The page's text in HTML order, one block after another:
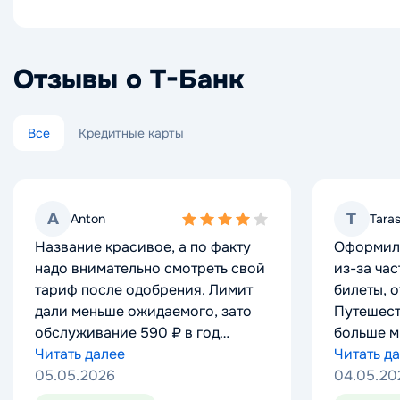
Отзывы о Т-Банк
Все Кредитные карты
A Anton
4,0
rating
Название красивое, а по факту
надо внимательно смотреть свой
тариф после одобрения. Лимит
дали меньше ожидаемого, зато
обслуживание 590 ₽ в год
терпимо.
Читать далее
05.05.2026
T Taras
из-за
билеты,
больше
Лимит
Читать
A Anton
4,0
rating
Название красивое, а по факту
надо внимательно смотреть свой
тариф после одобрения. Лимит
дали меньше ожидаемого, зато
обслуживание 590 ₽ в год
терпимо.
Читать далее
05.05.2026
T Taras
из-за
билеты,
больше
Лимит
Читать